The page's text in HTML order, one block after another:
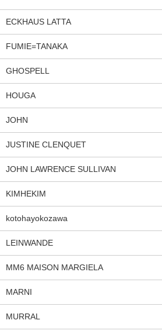
ECKHAUS LATTA
FUMIE=TANAKA
GHOSPELL
HOUGA
JOHN
JUSTINE CLENQUET
JOHN LAWRENCE SULLIVAN
KIMHEKIM
kotohayokozawa
LEINWANDE
MM6 MAISON MARGIELA
MARNI
MURRAL